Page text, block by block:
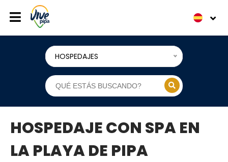
HOSPEDAJES
HOSPEDAJE CON SPA EN
LA PLAYA DE PIPA